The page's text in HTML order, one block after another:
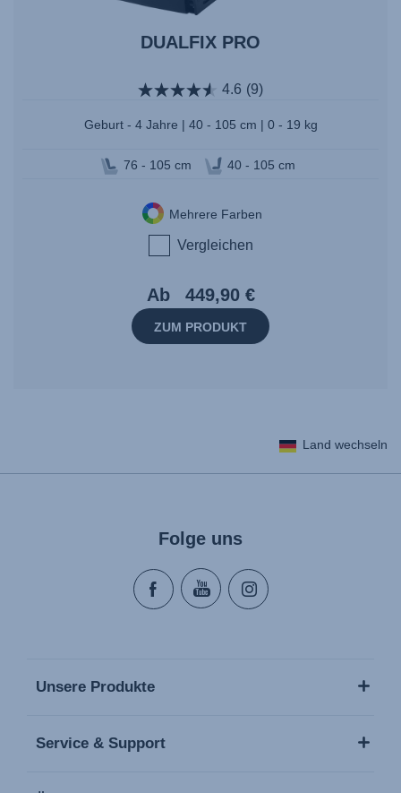
DUALFIX PRO
4.6 (9)
Geburt - 4 Jahre | 40 - 105 cm | 0 - 19 kg
76 - 105 cm 40 - 105 cm
Mehrere Farben
Vergleichen
Ab 449,90 €
ZUM PRODUKT
Land wechseln
Folge uns
Unsere Produkte
Service & Support